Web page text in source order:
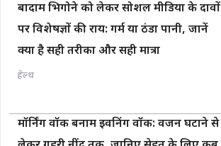
बादाम भिगोने को लेकर सोशल मीडिया के दावों
पर विशेषज्ञों की राय: गर्म या ठंडा पानी, जानें
क्या है सही तरीका और सही मात्रा
हेल्थ
मॉर्निंग वॉक बनाम इवनिंग वॉक: वजन घटाने से